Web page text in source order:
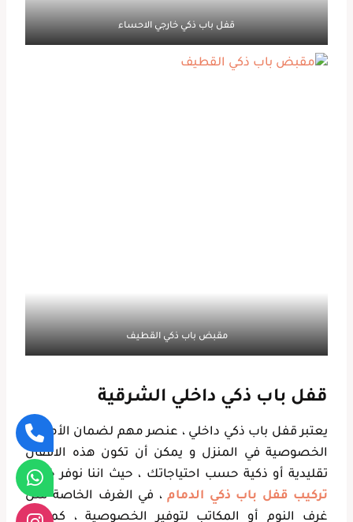
قفل باب ذكي خارجي الاحساء
مقبض باب ذكي القطيف
قفل باب ذكي داخلي الشرقية
يعتبر قفل باب ذكي داخلي ، عنصر مهم لضمان الأمان و
الخصوصية في المنزل و يمكن أن تكون هذه الاقفال
تقليدية أو ذكية حسب احتياجاتك ، حيث اننا نوفر خدمة
تركيب قفل باب ذكي الدمام، في الغرف الخاصة مثل
غرف النوم أو المكاتب لتوفير الخصوصية ، كما ان